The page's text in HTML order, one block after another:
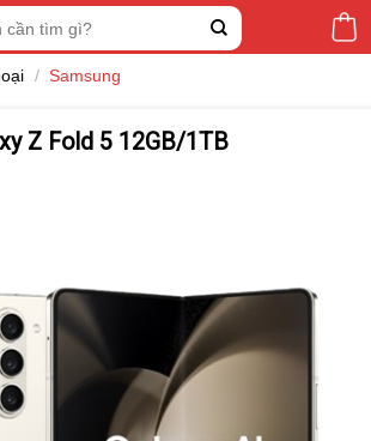
/ Samsung
Z Fold 5 12GB/1TB